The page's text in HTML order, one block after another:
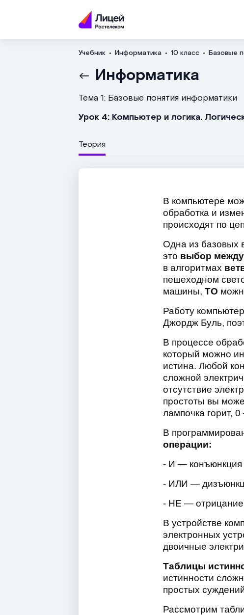
Учебник Информатика 10 класс Базовые
Информатика
Тема 1: Базовые понятия информатики
Урок 4: Компьютер и логика.
Теория
В компьютере
обработка и
происходят по
Одна из базовых
это выбор
в алгоритмах
пешеходном
машины, ТО
Работу
Джордж Буль,
В процессе
который можно
истина. Любой
сложной
отсутствие
простоты вы
лампочка горит,
В
операции:
- И — конъюнкция
- ИЛИ —
- НЕ — отрицание
В устройстве
электронных
двоичные
Таблицы
истинности
простых
Рассмотрим